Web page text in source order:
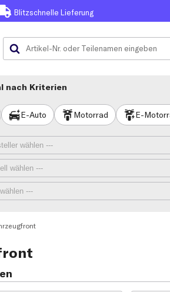
Blitzschnelle Lieferung
nach Kriterien
E-Auto Motorrad E-